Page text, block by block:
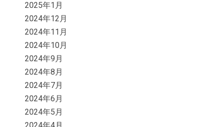
2025年1月
2024年12月
2024年11月
2024年10月
2024年9月
2024年8月
2024年7月
2024年6月
2024年5月